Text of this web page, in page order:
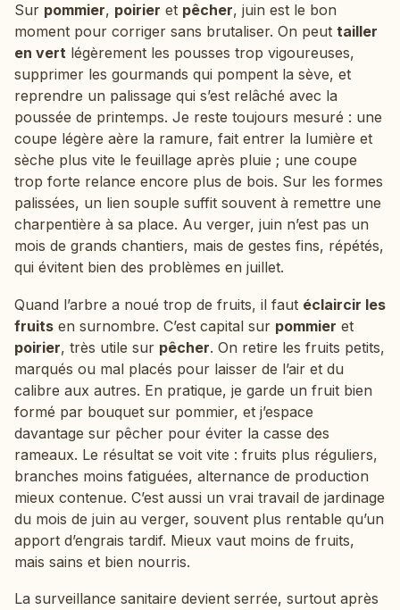
Sur pommier, poirier et pêcher, juin est le bon
moment pour corriger sans brutaliser. On peut tailler
en vert légèrement les pousses trop vigoureuses,
supprimer les gourmands qui pompent la sève, et
reprendre un palissage qui s’est relâché avec la
poussée de printemps. Je reste toujours mesuré : une
coupe légère aère la ramure, fait entrer la lumière et
sèche plus vite le feuillage après pluie ; une coupe
trop forte relance encore plus de bois. Sur les formes
palissées, un lien souple suffit souvent à remettre une
charpentière à sa place. Au verger, juin n’est pas un
mois de grands chantiers, mais de gestes fins, répétés,
qui évitent bien des problèmes en juillet.
Quand l’arbre a noué trop de fruits, il faut éclaircir les
fruits en surnombre. C’est capital sur pommier et
poirier, très utile sur pêcher. On retire les fruits petits,
marqués ou mal placés pour laisser de l’air et du
calibre aux autres. En pratique, je garde un fruit bien
formé par bouquet sur pommier, et j’espace
davantage sur pêcher pour éviter la casse des
rameaux. Le résultat se voit vite : fruits plus réguliers,
branches moins fatiguées, alternance de production
mieux contenue. C’est aussi un vrai travail de jardinage
du mois de juin au verger, souvent plus rentable qu’un
apport d’engrais tardif. Mieux vaut moins de fruits,
mais sains et bien nourris.
La surveillance sanitaire devient serrée, surtout après